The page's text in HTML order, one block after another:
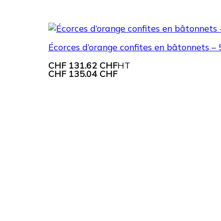
Écorces d’orange confites en bâtonnets –
CHF131.62 CHFHT
CHF135.04 CHF